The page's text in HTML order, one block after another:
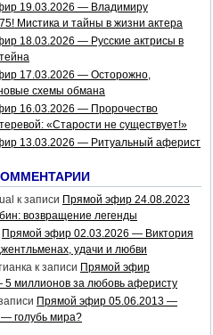
19.03.2026 — Владимиру
Мистика и тайны в жизни актера
18.03.2026 — Русские актрисы в
17.03.2026 — Осторожно,
схемы обмана
16.03.2026 — Пророчество
«Старости не существует!»
13.03.2026 — Ритуальный аферист
к записи Прямой эфир 24.08.2023
возвращение легенды
Прямой эфир 02.03.2026 — Виктория
удачи и любви
к записи Прямой эфир
миллионов за любовь аферисту
Прямой эфир 05.06.2013 —
голубь мира?